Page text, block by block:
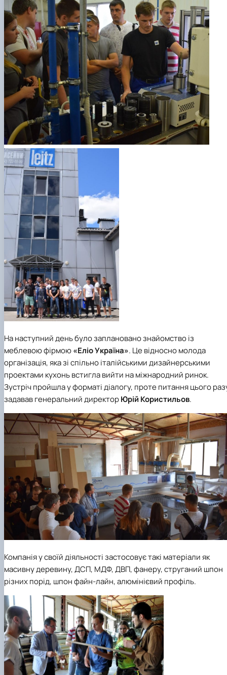
На наступний день було заплановано знайомство із
меблевою фірмою«Еліо Україна». Це відносно молода
організація, яка зі спільно італійськими дизайнерськими
проектами кухонь встигла вийти на міжнародний ринок.
Зустріч пройшла у форматі діалогу, проте питання цього
задавав генеральний директорЮрій Користильов.
Компанія у своїй діяльності застосовує такі матеріали як
масивну деревину, ДСП, МДФ, ДВП, фанеру, струганий шпон
різних порід, шпон файн-лайн, алюмінієвий профіль.